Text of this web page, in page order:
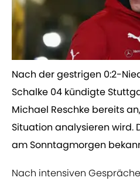
Nach der gestrigen 0:2-
Schalke 04 kündigte
Michael Reschke bereits
Situation analysieren wird.
am Sonntagmorgen
Nach intensiven